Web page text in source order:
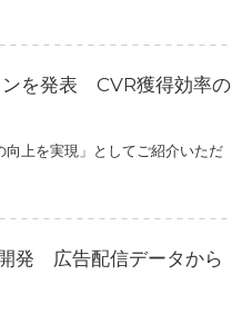
を発表 CVR獲得効率の
上を実現」としてご紹介いただ
発 広告配信データから